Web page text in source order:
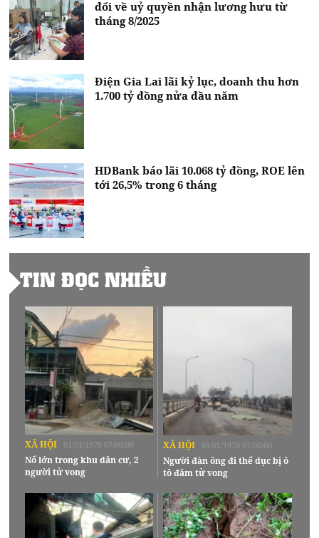
đổi về uỷ quyền nhận lương hưu từ
tháng 8/2025
Điện Gia Lai lãi kỷ lục, doanh thu hơn
1.700 tỷ đồng nửa đầu năm
HDBank báo lãi 10.068 tỷ đồng, ROE lên
tới 26,5% trong 6 tháng
TIN ĐỌC NHIỀU
XÃ HỘI 01/01/1970 07:00:00
Nổ lớn trong khu dân cư, 2
người tử vong
XÃ HỘI 01/01/1970 07:00:00
Người đàn ông đi thể dục bị ô
tô đâm tử vong